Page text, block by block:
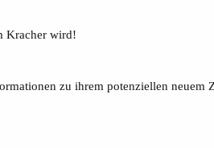
Kracher wird!
zu ihrem potenziellen neuem